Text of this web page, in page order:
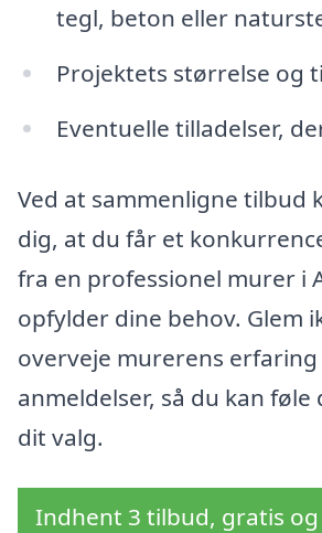
tegl, beton eller
Projektets størrelse og
Eventuelle tilladelser,
Ved at sammenligne tilbud
dig, at du får et
fra en professionel murer i
opfylder dine behov. Glem
overveje murerens erfaring
anmeldelser, så du kan føle
dit valg.
Indhent 3 tilbud, gratis og